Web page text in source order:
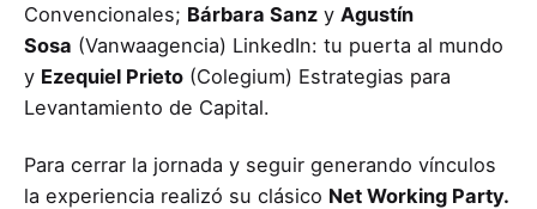
Convencionales; Bárbara Sanz y Agustín
Sosa (Vanwaagencia) LinkedIn: tu puerta al mundo
y Ezequiel Prieto (Colegium) Estrategias para
Levantamiento de Capital.
Para cerrar la jornada y seguir generando vínculos
la experiencia realizó su clásico Net Working Party.